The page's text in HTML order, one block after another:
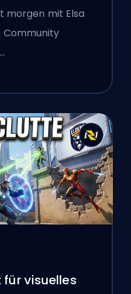
Take
morgen mit Elsa
Community
für visuelles